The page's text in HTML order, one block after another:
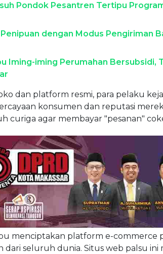
Pondok Pesantren Tertipu
dengan Modus Pengiriman
Iming-iming Perumahan Bersubsidi,
dan platform resmi, para pelaku
konsumen dan reputasi
curiga agar membayar "pesanan"
menciptakan platform e-commerce
dari seluruh dunia. Situs web palsu ini